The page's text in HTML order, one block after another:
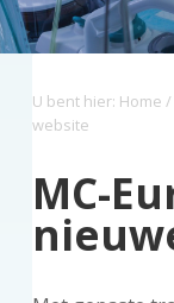
a
v
o
u
s
i
k
s
z
o
r
U bent hier: Home /
website
MC-